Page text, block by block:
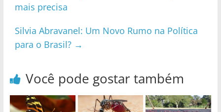
mais precisa
Silvia Abravanel: Um Novo Rumo na Política
para o Brasil? →
Você pode gostar também